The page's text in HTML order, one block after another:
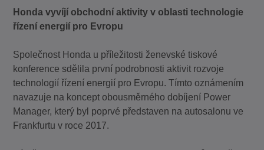
Honda vyvíjí obchodní aktivity v oblasti technologie
řízení energií pro Evropu
Společnost Honda u příležitosti ženevské tiskové
konference sdělila první podrobnosti aktivit rozvoje
technologií řízení energií pro Evropu. Tímto oznámením
navazuje na koncept obousměrného dobíjení Power
Manager, který byl poprvé představen na autosalonu ve
Frankfurtu v roce 2017.